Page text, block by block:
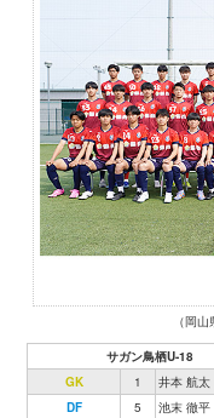
（岡
サガン鳥栖U-18
GK
1 井本 航太
DF
5 池末 徹平